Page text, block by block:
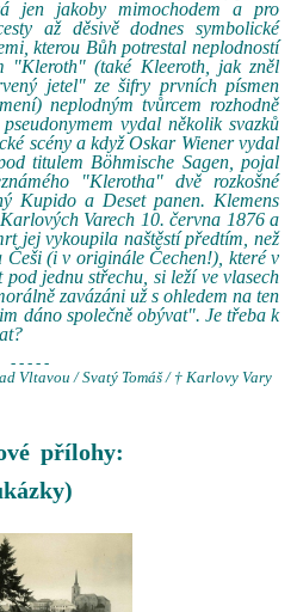
jen jakoby mimochodem a pro
až děsivě dodnes symbolické
kterou Bůh potrestal neplodností
"Kleroth" (také Kleeroth, jak zněl
jetel" ze šifry prvních písmen
neplodným tvůrcem rozhodně
vydal několik svazků
scény a když Oskar Wiener vydal
titulem Böhmische Sagen, pojal
"Klerotha" dvě rozkošné
Kupido a Deset panen. Klemens
Varech 10. června 1876 a
jej vykoupila naštěstí předtím, než
(i v originále Čechen!), které v
jednu střechu, si leží ve vlasech
zavázáni už s ohledem na ten
dáno společně obývat". Je třeba k
- - - - -
Vltavou / Svatý Tomáš / † Karlovy Vary
přílohy: